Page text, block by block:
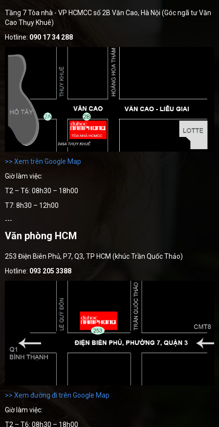
Tầng 7 Tòa nhà - VP HCMCC số 2B Văn Cao, Hà Nội (Góc ngã tư Văn
Cao Thụy Khuê)
Hotline: 090 17 34 288
>> Xem trên Google Map
Giờ làm việc:
T2 – T6: 08h30 – 18h00
T7: 8h30 – 12h00
---
Văn phòng HCM
253 Điện Biên Phủ, P7, Q3, TP HCM (khúc Trần Quốc Thảo)
Hotline: 093 205 3388
>> Xem đường đi trên Google Map
Giờ làm việc:
T2 – T6: 08h30 – 18h00